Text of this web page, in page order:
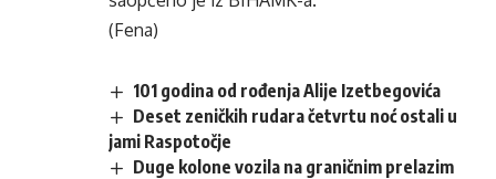
(Fena)
101 godina od rođenja Alije Izetbegovića
Deset zeničkih rudara četvrtu noć ostali u
jami Raspotočje
Duge kolone vozila na graničnim prelazim